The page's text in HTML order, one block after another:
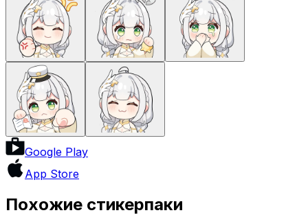
Google Play
App Store
Похожие стикерпаки